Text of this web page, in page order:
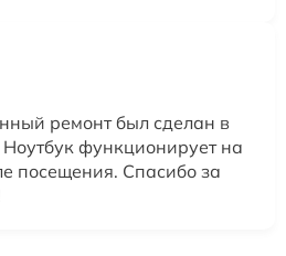
ремонт был сделан в
функционирует на
посещения. Спасибо за